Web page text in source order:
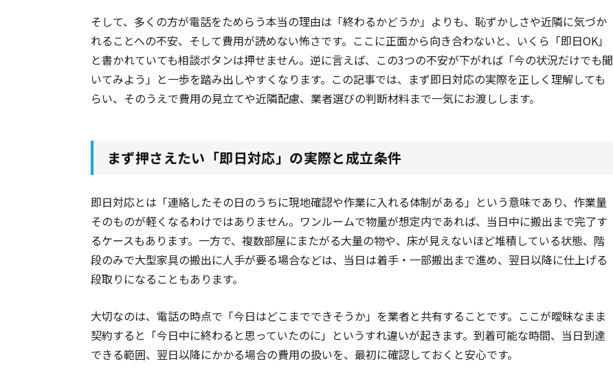
そして、多くの方が電話をためらう本当の理由は「終わるかどうか」よりも、恥ずかしさや近隣に気づか
れることへの不安、そして費用が読めない怖さです。ここに正面から向き合わないと、いくら「即日OK」
と書かれていても相談ボタンは押せません。逆に言えば、この3つの不安が下がれば「今の状況だけでも聞
いてみよう」と一歩を踏み出しやすくなります。この記事では、まず即日対応の実際を正しく理解しても
らい、そのうえで費用の見立てや近隣配慮、業者選びの判断材料まで一気にお渡しします。
まず押さえたい「即日対応」の実際と成立条件
即日対応とは「連絡したその日のうちに現地確認や作業に入れる体制がある」という意味であり、作業量
そのものが軽くなるわけではありません。ワンルームで物量が想定内であれば、当日中に搬出まで完了す
るケースもあります。一方で、複数部屋にまたがる大量の物や、床が見えないほど堆積している状態、階
段のみで大型家具の搬出に人手が要る場合などは、当日は着手・一部搬出まで進め、翌日以降に仕上げる
段取りになることもあります。
大切なのは、電話の時点で「今日はどこまでできそうか」を業者と共有することです。ここが曖昧なまま
契約すると「今日中に終わると思っていたのに」というすれ違いが起きます。到着可能な時間、当日到達
できる範囲、翌日以降にかかる場合の費用の扱いを、最初に確認しておくと安心です。